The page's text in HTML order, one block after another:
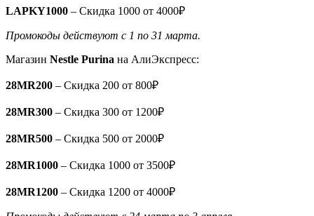
LAPKY1000 – Скидка 1000 от 4000₽
Промокоды действуют с 1 по 31 марта.
Магазин Nestle Purina на АлиЭкспресс:
28MR200 – Скидка 200 от 800₽
28MR300 – Скидка 300 от 1200₽
28MR500 – Скидка 500 от 2000₽
28MR1000 – Скидка 1000 от 3500₽
28MR1200 – Скидка 1200 от 4000₽